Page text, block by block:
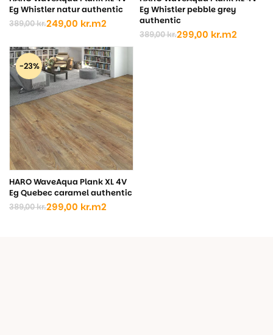
Eg Whistler natur authentic
389,00kr.
Den
pris
var:
389,00 kr..
249,00 kr.
Den
pris
er:
249,00 kr..
m2
Eg Whistler pebble grey
authentic
389,00kr.
Den
299,00 kr.
Den
m2
-23%
HARO WaveAqua Plank XL 4V
Eg Quebec caramel authentic
389,00kr.
Den
299,00 kr.
Den
m2